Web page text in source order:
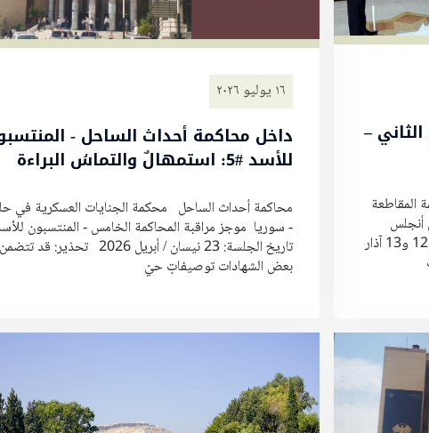
الأسبوع الثاني –
المقاطعة
أنجلس
موجز مراقبة المحاكمة السابع تاريخ الجلسة: 9 و12 و13 آذار
١٦ يوليو ٢٠٢٦
داخل محاكمة أحداث الساحل -
للأسد #5: استمهالٌ والتماسُ البراءة
محاكمة أحداث الساحل محكمة الجنايات العسكرية في
- سوريا موجز مراقبة المحاكمة الخامس - المنتسبون
تاريخ الجلسة: 23 نيسان / أبريل 2026 تحذير: قد
بعض الشهادات توصيفاتٍ حيّ